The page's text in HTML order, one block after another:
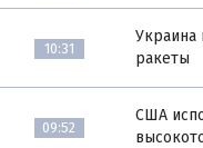
10:31
Украина
ракеты
09:52
США